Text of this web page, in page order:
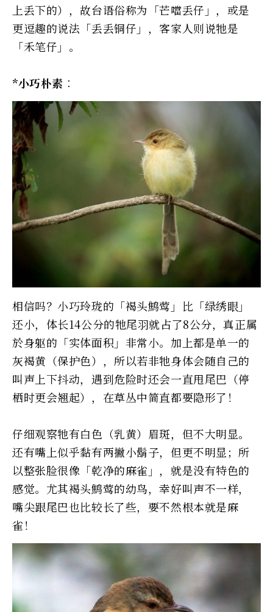
上丢下的），故台语俗称为「芒噹丢仔」，或是
更逗趣的说法「丢丢铜仔」，客家人则说牠是
「禾笔仔」。
*小巧朴素︰
相信吗？小巧玲珑的「褐头鹪莺」比「绿绣眼」
还小，体长14公分的牠尾羽就占了8公分，真正属
於身躯的「实体面积」非常小。加上都是单一的
灰褐黄（保护色），所以若非牠身体会随自己的
叫声上下抖动，遇到危险时还会一直甩尾巴（停
栖时更会翘起），在草丛中简直都要隐形了！
仔细观察牠有白色（乳黄）眉斑，但不大明显。
还有嘴上似乎黏有两撇小鬍子，但更不明显；所
以整张脸很像「乾净的麻雀」，就是没有特色的
感觉。尤其褐头鹪莺的幼鸟，幸好叫声不一样，
嘴尖跟尾巴也比较长了些，要不然根本就是麻
雀！